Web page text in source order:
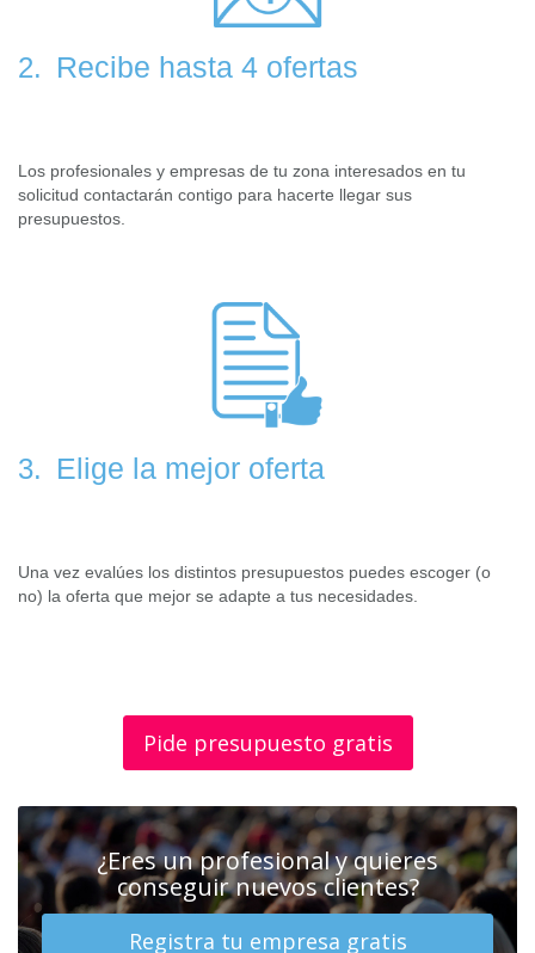
2. Recibe hasta 4 ofertas
Los profesionales y empresas de tu zona interesados en tu
solicitud contactarán contigo para hacerte llegar sus
presupuestos.
3. Elige la mejor oferta
Una vez evalúes los distintos presupuestos puedes escoger (o
no) la oferta que mejor se adapte a tus necesidades.
Pide presupuesto gratis
¿Eres un profesional y quieres
conseguir nuevos clientes?
Registra tu empresa gratis